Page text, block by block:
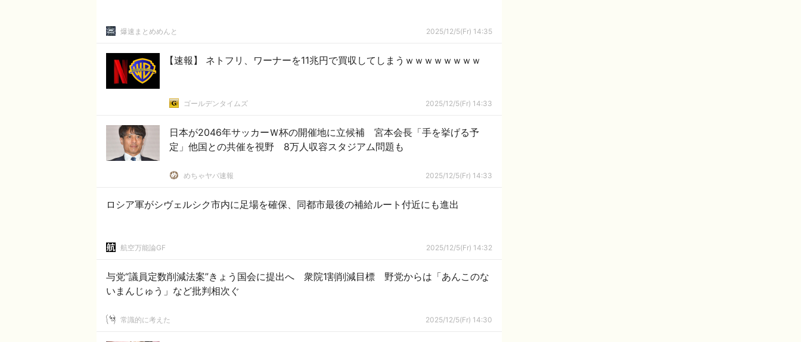
爆速まとめめんと 2025/12/5(Fr) 14:35
【速報】 ネトフリ、ワーナーを11兆円で買収してしまうｗｗｗｗｗｗｗｗ
ゴールデンタイムズ 2025/12/5(Fr) 14:33
日本が2046年サッカーＷ杯の開催地に立候補 宮本会長「手を挙げる予
定」他国との共催を視野 8万人収容スタジアム問題も
めちゃヤバ速報 2025/12/5(Fr) 14:33
ロシア軍がシヴェルシク市内に足場を確保、同都市最後の補給ルート付近にも進出
航空万能論GF 2025/12/5(Fr) 14:32
与党“議員定数削減法案”きょう国会に提出へ 衆院1割削減目標 野党からは「あんこのな
いまんじゅう」など批判相次ぐ
常識的に考えた 2025/12/5(Fr) 14:30